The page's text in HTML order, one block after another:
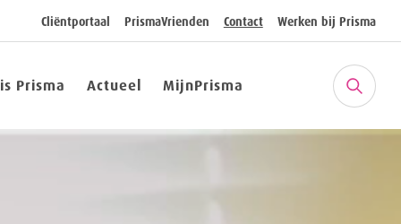
Cliëntportaal PrismaVrienden Contact Werken bij Prisma
Prisma Actueel MijnPrisma